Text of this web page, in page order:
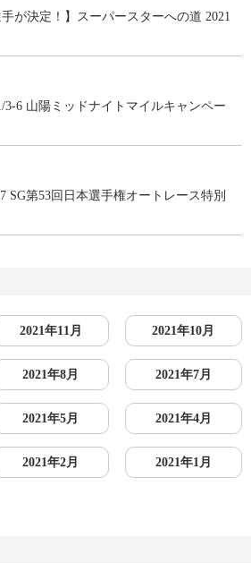
が決定！】スーパースターへの道 2021
3-6 山陽ミッドナイトマイルキャンペー
SG第53回日本選手権オートレース特別
2021年11月 2021年10月
2021年8月 2021年7月
2021年5月 2021年4月
2021年2月 2021年1月